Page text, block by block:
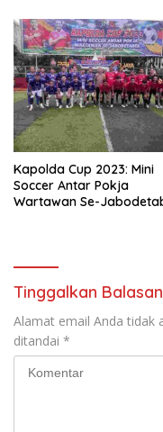
Kapolda Cup 2023: Mini
Soccer Antar Pokja
Wartawan Se-
Tinggalkan Balasan
Alamat email Anda tidak
ditandai *